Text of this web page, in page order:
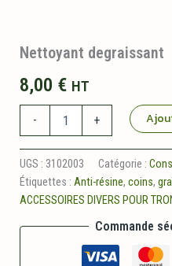
Nettoyant degraissant
8,00 € HT
-
degraissant
+
UGS : 3102003 Catégorie :
Étiquettes : Anti-résine, coins,
ACCESSOIRES DIVERS POUR
Commande